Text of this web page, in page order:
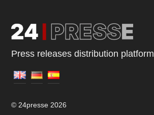
Press releases distribution platform
© 24presse 2026